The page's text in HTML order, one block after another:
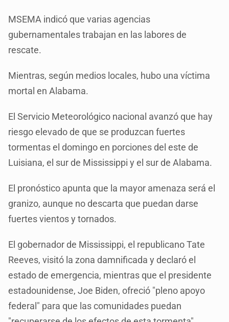
MSEMA indicó que varias agencias
gubernamentales trabajan en las labores de
rescate.
Mientras, según medios locales, hubo una víctima
mortal en Alabama.
El Servicio Meteorológico nacional avanzó que hay
riesgo elevado de que se produzcan fuertes
tormentas el domingo en porciones del este de
Luisiana, el sur de Mississippi y el sur de Alabama.
El pronóstico apunta que la mayor amenaza será el
granizo, aunque no descarta que puedan darse
fuertes vientos y tornados.
El gobernador de Mississippi, el republicano Tate
Reeves, visitó la zona damnificada y declaró el
estado de emergencia, mientras que el presidente
estadounidense, Joe Biden, ofreció "pleno apoyo
federal" para que las comunidades puedan